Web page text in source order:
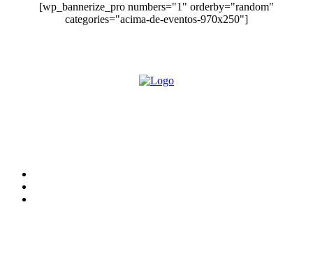
[wp_bannerize_pro numbers="1" orderby="random"
categories="acima-de-eventos-970x250"]